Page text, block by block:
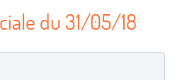
du 31/05/18